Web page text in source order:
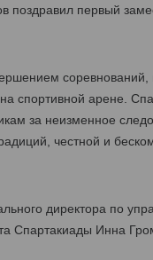
поздравил первый
спортивной арене.
за неизменное
честной и
директора по
Спартакиады Инна